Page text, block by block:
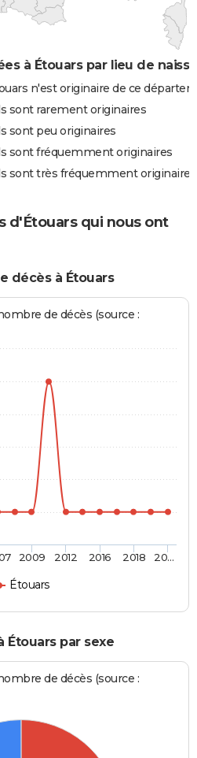
à Étouars par lieu de
n'est originaire de ce
sont rarement originaires
sont peu originaires
sont fréquemment originaires
sont très fréquemment originaires
d'Étouars qui nous ont
décès à Étouars
de décès (source :
Étouars
2009 2012 2016 2018 20…
Étouars par sexe
de décès (source :